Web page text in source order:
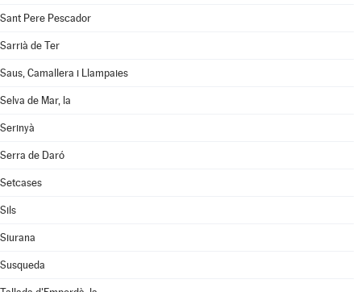
Sant Pere Pescador
Sarrià de Ter
Saus, Camallera i Llampaies
Selva de Mar, la
Serinyà
Serra de Daró
Setcases
Sils
Siurana
Susqueda